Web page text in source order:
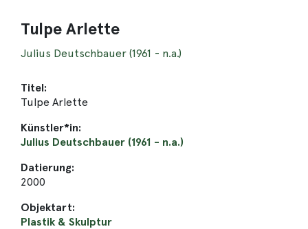
Tulpe Arlette
Julius Deutschbauer (1961 - n.a.)
Titel:
Tulpe Arlette
Künstler*in:
Julius Deutschbauer (1961 - n.a.)
Datierung:
2000
Objektart:
Plastik & Skulptur